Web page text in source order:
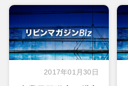
2017年01月30日